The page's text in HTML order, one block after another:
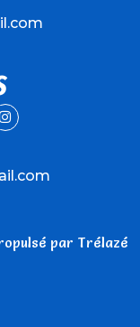
par Trélazé